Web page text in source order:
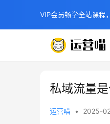
私域流量是
运营喵 • 2025-
VIP会员畅学全站课程，